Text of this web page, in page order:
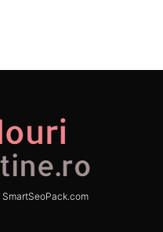
SmartSeoPack.com